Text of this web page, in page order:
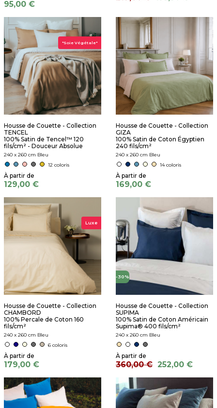
95,00 €
"Soie Végétale"
Housse de Couette - Collection
TENCEL
100% Satin de Tencel™ 120
fils/cm² - Douceur Absolue
240 x 260 cm Bleu
12 coloris
129,00 €
Housse de Couette - Collection
GIZA
100% Satin de Coton Égyptien
240 fils/cm²
240 x 260 cm Bleu
14 coloris
169,00 €
Luxe
Housse de Couette - Collection
CHAMBORD
100% Percale de Coton 160
fils/cm²
240 x 260 cm Bleu
6 coloris
179,00 €
-30%
Housse de Couette - Collection
SUPIMA
100% Satin de Coton Américain
Supima® 400 fils/cm²
240 x 260 cm Bleu
360,00 € 252,00 €